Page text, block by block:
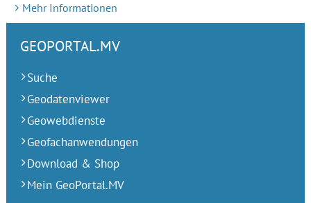
Mehr Informationen
GEOPORTAL.MV
Suche
Geodatenviewer
Geowebdienste
Geofachanwendungen
Download & Shop
Mein GeoPortal.MV